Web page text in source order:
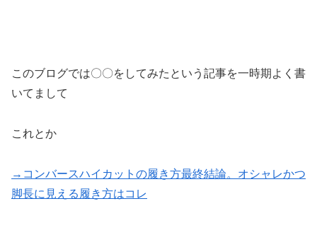
このブログでは〇〇をしてみたという記事を一時期よく書
いてまして
これとか
→コンバースハイカットの履き方最終結論。オシャレかつ
脚長に見える履き方はコレ